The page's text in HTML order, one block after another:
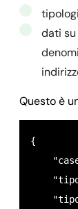
dati
Questo è
{